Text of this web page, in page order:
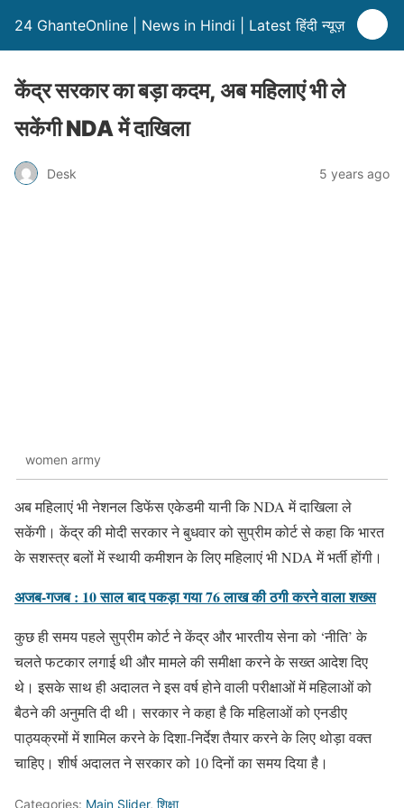
24 GhanteOnline | News in Hindi | Latest हिंदी न्यूज़
केंद्र सरकार का बड़ा कदम, अब महिलाएं भी ले
सकेंगी NDA में दाखिला
Desk 5 years ago
women army
अब महिलाएं भी नेशनल डिफेंस एकेडमी यानी कि NDA में दाखिला ले
सकेंगी। केंद्र की मोदी सरकार ने बुधवार को सुप्रीम कोर्ट से कहा कि भारत
के सशस्त्र बलों में स्थायी कमीशन के लिए महिलाएं भी NDA में भर्ती होंगी।
अजब-गजब : 10 साल बाद पकड़ा गया 76 लाख की ठगी करने वाला शख्स
कुछ ही समय पहले सुप्रीम कोर्ट ने केंद्र और भारतीय सेना को ‘नीति’ के
चलते फटकार लगाई थी और मामले की समीक्षा करने के सख्त आदेश दिए
थे। इसके साथ ही अदालत ने इस वर्ष होने वाली परीक्षाओं में महिलाओं को
बैठने की अनुमति दी थी। सरकार ने कहा है कि महिलाओं को एनडीए
पाठ्यक्रमों में शामिल करने के दिशा-निर्देश तैयार करने के लिए थोड़ा वक्त
चाहिए। शीर्ष अदालत ने सरकार को 10 दिनों का समय दिया है।
Categories: Main Slider, शिक्षा